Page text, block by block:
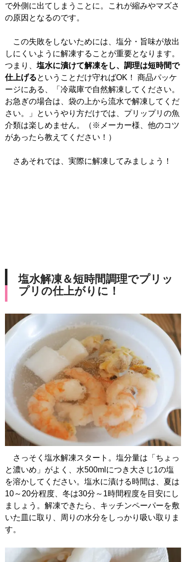
で外側に出てしまうことに。これが縮みやマズさ
の原因となるのです。
この失敗をしないためには、塩分・旨味が放出
しにくいように解凍することが重要となります。
つまり、 塩水に漬けて解凍をし、調理は短時間で
仕上げるということだけ守ればOK！ 商品パッケ
ージにある、「冷蔵庫で自然解凍してください。
お急ぎの場合は、袋の上から流水で解凍してくだ
さい。」というやり方だけでは、プリップリの魚
介類は楽しめません。（※メーカー様、他のコツ
があったら教えてください！）
さあそれでは、実際に解凍してみましょう！
塩水解凍＆短時間調理でプリッ
プリの仕上がりに！
さっそく塩水解凍スタート。塩分量は「ちょっ
と濃いめ」がよく、水500mlにつき大さじ1の塩
を溶かしてください。塩水に漬ける時間は、夏は
10～20分程度、冬は30分～1時間程度を目安にし
ましょう。解凍できたら、キッチンペーパーを敷
いた皿に取り、周りの水分をしっかり吸い取りま
す。